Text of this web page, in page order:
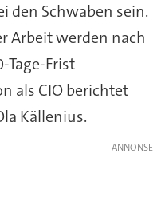
den Schwaben sein.
Arbeit werden nach
Tage-Frist
als CIO berichtet
Källenius.